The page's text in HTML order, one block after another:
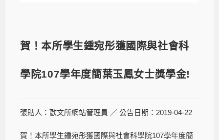
賀！本所學生鍾宛彤獲國際與社會科
學院107學年度簡葉玉鳳女士獎學金!
張貼人：歐文所網站管理員 ╱ 公告日期：2019-04-22
賀！本所學生鍾宛彤獲國際與社會科學院107學年度簡